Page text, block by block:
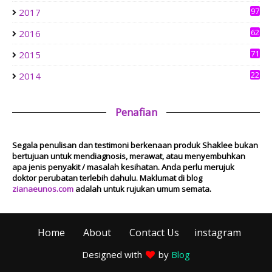
Show All
2017 97
2016 62
2015 71
2014 22
Penafian
Segala penulisan dan testimoni berkenaan produk Shaklee bukan
bertujuan untuk mendiagnosis, merawat, atau menyembuhkan
apa jenis penyakit / masalah kesihatan. Anda perlu merujuk
doktor perubatan terlebih dahulu. Maklumat di blog
zianaeunos.com adalah untuk rujukan umum semata.
Home About Contact Us instagram
Designed with by Blog